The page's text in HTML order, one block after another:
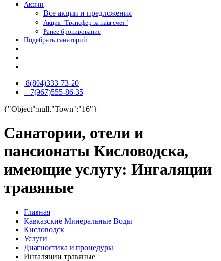
Акции
Все акции и предложения
Акция "Трансфер за наш счет"
Ранее бронирование
Подобрать санаторий
8(804)333-73-20
+7(967)555-86-35
{"Object":null,"Town":"16"}
Санатории, отели и
пансионаты Кисловодска,
имеющие услугу: Ингаляции
травяные
Главная
Кавказские Минеральные Воды
Кисловодск
Услуги
Диагностика и процедуры
Ингаляции травяные